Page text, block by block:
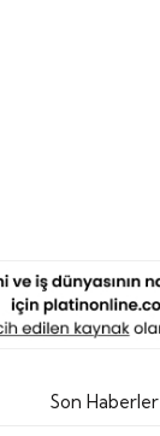
Son Haberler